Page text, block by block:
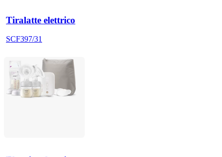
Tiralatte elettrico
SCF397/31